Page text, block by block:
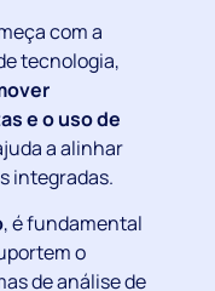
com a
tecnologia,
e o uso de
a alinhar
integradas.
, é fundamental
o
de análise de